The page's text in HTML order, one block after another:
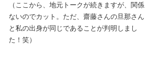
（ここから、地元トークが続きますが、関係
ないのでカット。ただ、齋藤さんの旦那さん
と私の出身が同じであることが判明しまし
た！笑）